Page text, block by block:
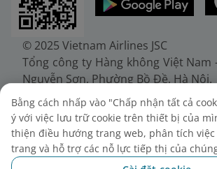
© 2025 Vietnam Airlines JSC
Tổng công ty Hàng không Việt Nam
Nguyễn Sơn, Phường Bồ Đề, Hà Nội.
Điện thoại: (+84-24) 38272289.
38722375
Giấy chứng nhận đăng ký doanh
doanh nghiệp 0100107518, đăng ký
30/6/2010, đăng ký thay đổi lần
Bằng cách nhấp vào "Chấp nhận tất cả
ý với việc lưu trữ cookie trên thiết bị của
thiện điều hướng trang web, phân tích
trang và hỗ trợ các nỗ lực tiếp thị của